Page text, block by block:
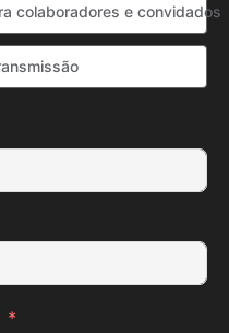
colaboradores e convidados